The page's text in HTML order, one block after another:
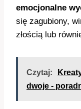
emocjonalne
się zagubiony,
złością lub
Czytaj:
dwoje -